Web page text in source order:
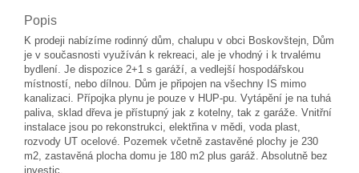
Popis
K prodeji nabízíme rodinný dům, chalupu v obci Boskovštejn, Dům
je v současnosti využíván k rekreaci, ale je vhodný i k trvalému
bydlení. Je dispozice 2+1 s garáží, a vedlejší hospodářskou
místností, nebo dílnou. Dům je připojen na všechny IS mimo
kanalizaci. Přípojka plynu je pouze v HUP-pu. Vytápění je na tuhá
paliva, sklad dřeva je přístupný jak z kotelny, tak z garáže. Vnitřní
instalace jsou po rekonstrukci, elektřina v mědi, voda plast,
rozvody UT ocelové. Pozemek včetně zastavěné plochy je 230
m2, zastavěná plocha domu je 180 m2 plus garáž. Absolutně bez
investic.